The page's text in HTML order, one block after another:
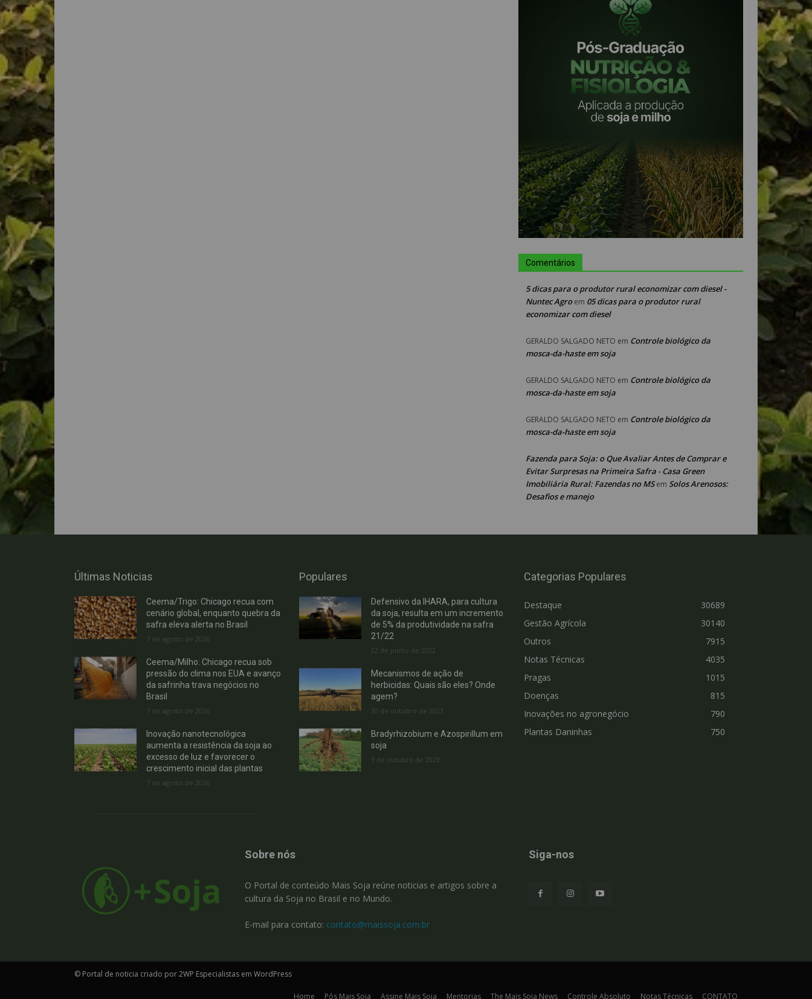
Comentários
5 dicas para o produtor rural economizar com diesel -
Nuntec Agroem 05 dicas para o produtor rural
economizar com diesel
GERALDO SALGADO NETO em Controle biológico da
mosca-da-haste em soja
GERALDO SALGADO NETO em Controle biológico da
mosca-da-haste em soja
GERALDO SALGADO NETO em Controle biológico da
mosca-da-haste em soja
Fazenda para Soja: o Que Avaliar Antes de Comprar e
Evitar Surpresas na Primeira Safra - Casa Green
Imobiliária Rural: Fazendas no MSem Solos Arenosos:
Desafios e manejo
Últimas Noticias
Ceema/Trigo: Chicago recua com
cenário global, enquanto quebra da
safra eleva alerta no Brasil
7 de agosto de 2026
Ceema/Milho: Chicago recua sob
pressão do clima nos EUA e avanço
da safrinha trava negócios no
Brasil
7 de agosto de 2026
Inovação nanotecnológica
aumenta a resistência da soja ao
excesso de luz e favorecer o
crescimento inicial das plantas
7 de agosto de 2026
Populares
Defensivo da IHARA, para cultura
da soja, resulta em um incremento
de 5% da produtividade na safra
21/22
22 de junho de 2022
Mecanismos de ação de
herbicidas: Quais são eles? Onde
agem?
30 de outubro de 2023
Bradyrhizobium e Azospirillum em
soja
3 de outubro de 2023
Categorias Populares
Destaque
30689
Gestão Agrícola
30140
Outros
7915
Notas Técnicas
4035
Pragas
1015
Doenças
815
Inovações no agronegócio
790
Plantas Daninhas
750
Sobre nós
O Portal de conteúdo Mais Soja reúne noticias e artigos sobre a
cultura da Soja no Brasil e no Mundo.
E-mail para contato: contato@maissoja.com.br
Siga-nos
© Portal de noticia criado por 2WP Especialistas em WordPress
Home Pós Mais Soja Assine Mais Soja Mentorias The Mais Soja News Controle Absoluto Notas Técnicas CONTATO